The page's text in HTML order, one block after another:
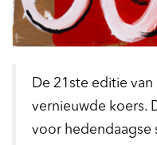
De 21ste editie
vernieuwde koers.
voor hedendaagse